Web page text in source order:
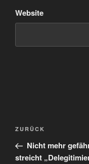
Website
Vorheriger
Beitrag
ZURÜCK
Nicht mehr
streicht